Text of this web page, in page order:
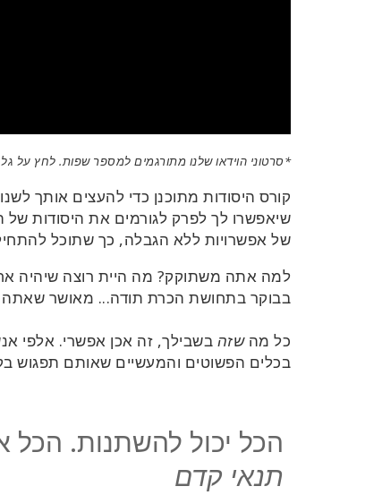
*סרטוני הוידאו שלנו מתורגמים למספר שפות. לחץ על
קורס היסודות מתוכנן כדי להעצים אותך
שיאפשרו לך לפרק לגורמים את היסודות של
של אפשרויות ללא הגבלה, כך שתוכל
למה אתה משתוקק? מה היית רוצה שיהיה
בבוקר בתחושת הכרת תודה... מאושר שאתה
כל מהשזה בשבילך, זה אכן אפשרי. אלפי
בכלים הפשוטים והמעשיים שאותם תפגוש
הכל יכול להשתנות.
תנאי קדם